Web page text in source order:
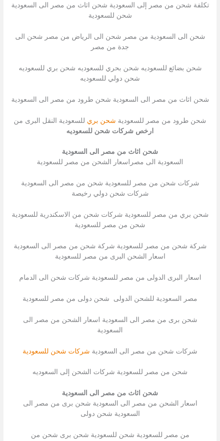
تكلفة شحن من مصر إلى السعودية شحن اثاث من مصر الى السعودية
شحن للسعودية
شحن الى السعودية من مصر شحن الى الرياض من مصر شحن الى
جدة من مصر
شحن بضائع للسعوديه شحن بحري للسعوديه شحن بري للسعوديه
شحن دولي للسعوديه
شحن اثاث من مصر الى السعودية شحن طرود من مصر الى السعودية
شحن طرود من مصر للسعودية شحن بري للسعودية النقل البرى من
ارخص شركات شحن للسعوديه
شحن اثاث من مصر الى السعودية
السعودية الى مصراسعار الشحن من مصر للسعودية
شركات شحن من مصر للسعودية شحن من مصر الى السعودية
شركات شحن دولي رخيصة
شحن بري من مصر للسعودية شركات شحن من الاسكندرية للسعودية
شحن من مصر للسعودية
شركة شحن من مصر للسعودية شركة شحن من مصر الى السعودية
اسعار الشحن البرى من مصر للسعودية
اسعار البرى الدولى من مصر للسعودية شركات شحن الى الدمام
مصر السعودية للشحن الدولى شحن دولى من مصر للسعودية
شحن برى من مصر الى السعودية اسعار الشحن من مصر الى
السعودية
شركات شحن من مصر الى السعودية شركات شحن للسعودية
شحن من مصر للسعودية شركات الشحن إلى السعوديه
شحن اثاث من مصر الى السعودية
اسعار الشحن من مصر الى السعودية شحن برى من مصر الى
السعودية شحن دولى
من مصر للسعودية شحن للسعودية شحن برى شحن من